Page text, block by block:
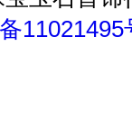
11021495